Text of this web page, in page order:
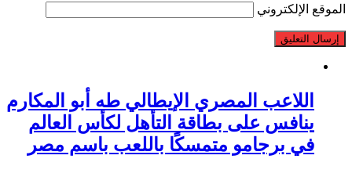
الموقع الإلكتروني
اللاعب المصري الإيطالي طه أبو المكارم
ينافس على بطاقة التأهل لكأس العالم
في برجامو متمسكًا باللعب باسم مصر